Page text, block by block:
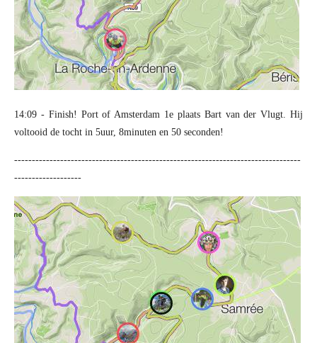
14:09 - Finish! Port of Amsterdam 1e plaats Bart van der Vlugt. Hij
voltooid de tocht in 5uur, 8minuten en 50 seconden!
---------------------------------------------------------------------------------
-------------------